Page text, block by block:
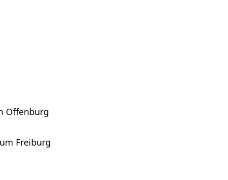
Offenburg
Freiburg